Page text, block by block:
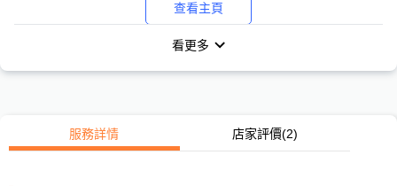
查看主頁
看更多
服務詳情 店家評價(2)